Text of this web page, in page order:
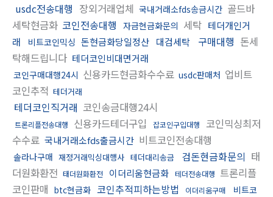
usdc전송대행 장외거래업체 국내거래소fds송금시간 골드바
세탁현금화 코인전송대행 자금현금화문의 세탁 테더개인거
래
비트코인믹싱 돈현금화당일정산 대검세탁 구매대행 돈세
탁해드립니다 테더코인비대면거래
코인구매대행24시 신용카드현금화수수료 usdc판매처 업비트
코인추적 테더거래
테더코인직거래 코인송금대행24시
트론리플전송대행 신용카드테더구입 잡코인구입대행
코인믹싱최저
수수료 국내거래소fds출금시간 비트코인전송대행
솔라나구매 재정거래믹싱대행사 테더대리송금 검돈현금화문의 태
더원화환전 태더원화환전 이더리움현금화 테더전송대행 트론리플
코인판매 btc현금화 코인추적피하는방법 이더리움구매
비트코